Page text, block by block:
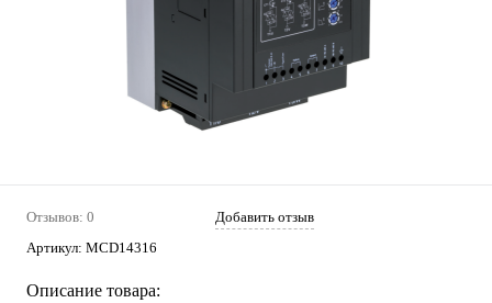
Отзывов: 0
Добавить отзыв
Артикул: MCD14316
Описание товара: